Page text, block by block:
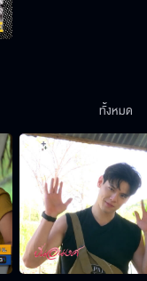
ทั้งหมด